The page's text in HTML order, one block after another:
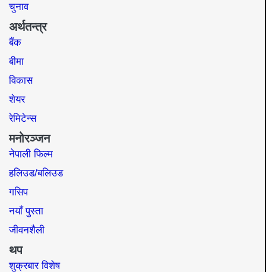
चुनाव
अर्थतन्त्र
बैंक
बीमा
विकास
शेयर
रेमिटेन्स
मनोरञ्जन
नेपाली फिल्म
हलिउड/बलिउड
गसिप
नयाँ पुस्ता
जीवनशैली
थप
शुक्रबार विशेष